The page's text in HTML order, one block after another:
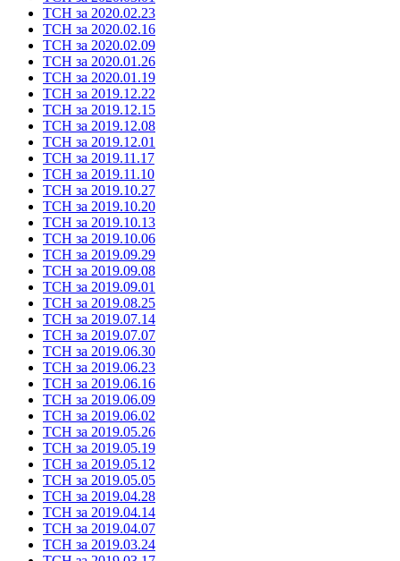
ТСН за 2020.02.23
ТСН за 2020.02.16
ТСН за 2020.02.09
ТСН за 2020.01.26
ТСН за 2020.01.19
ТСН за 2019.12.22
ТСН за 2019.12.15
ТСН за 2019.12.08
ТСН за 2019.12.01
ТСН за 2019.11.17
ТСН за 2019.11.10
ТСН за 2019.10.27
ТСН за 2019.10.20
ТСН за 2019.10.13
ТСН за 2019.10.06
ТСН за 2019.09.29
ТСН за 2019.09.08
ТСН за 2019.09.01
ТСН за 2019.08.25
ТСН за 2019.07.14
ТСН за 2019.07.07
ТСН за 2019.06.30
ТСН за 2019.06.23
ТСН за 2019.06.16
ТСН за 2019.06.09
ТСН за 2019.06.02
ТСН за 2019.05.26
ТСН за 2019.05.19
ТСН за 2019.05.12
ТСН за 2019.05.05
ТСН за 2019.04.28
ТСН за 2019.04.14
ТСН за 2019.04.07
ТСН за 2019.03.24